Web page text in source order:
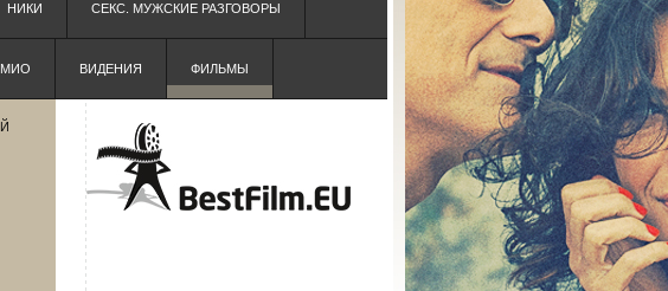
НИКИ СЕКС. МУЖСКИЕ РАЗГОВОРЫ
МИО ВИДЕНИЯ ФИЛЬМЫ